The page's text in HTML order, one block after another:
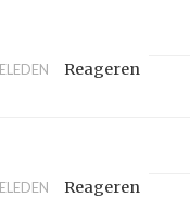
Reageren
Reageren